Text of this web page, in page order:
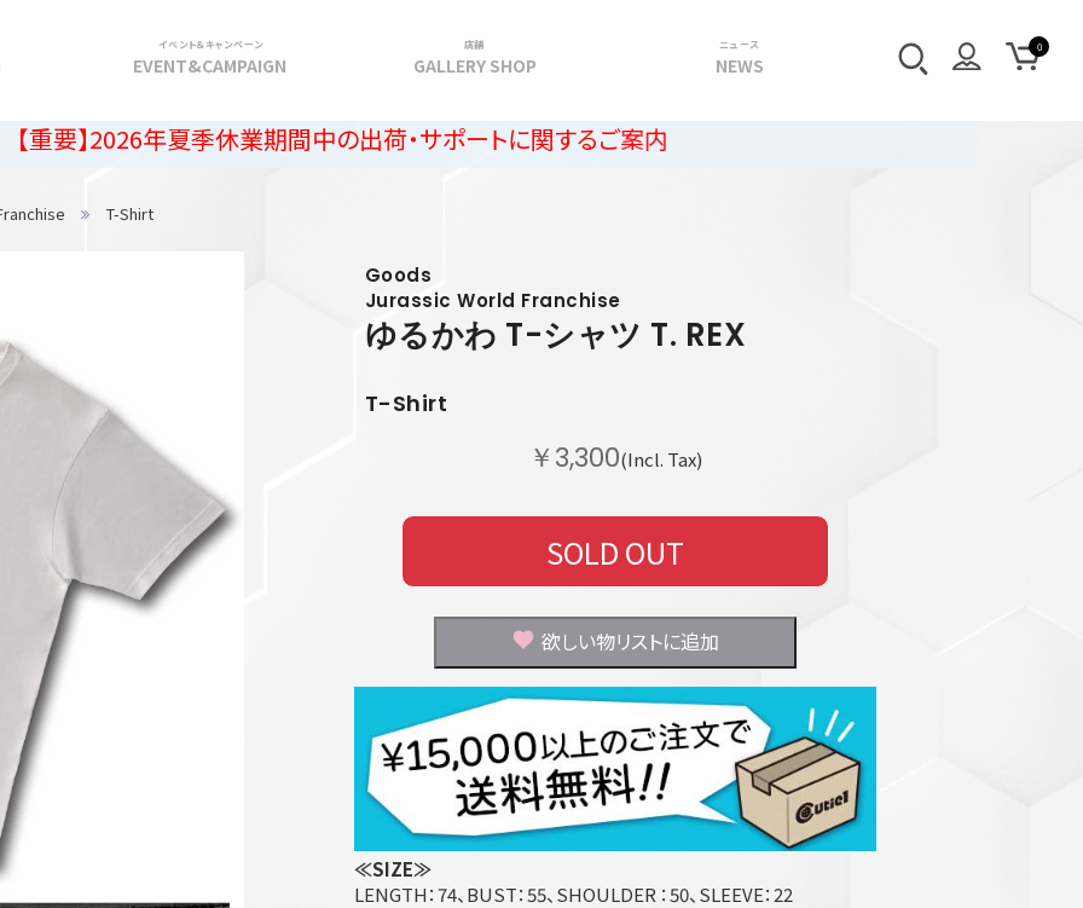
イベント＆キャンペーン
EVENT&CAMPAIGN
店舗
GALLERY SHOP
ニュース
NEWS
年夏季休業期間中の出荷・サポートに関するご案内
T-Shirt
Goods
Jurassic World Franchise
ゆるかわ T-シャツ T. REX
T-Shirt
￥3,300(Incl. Tax)
SOLD OUT
欲しい物リストに追加
≪SIZE≫
LENGTH：74、BUST：55、SHOULDER ：50、SLEEVE：22